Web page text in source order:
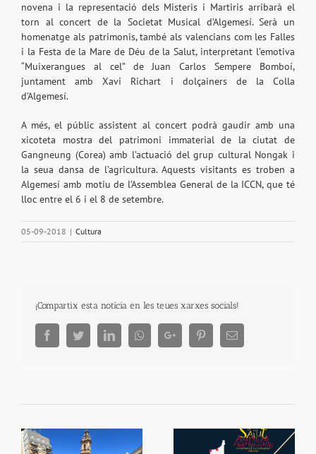
novena i la representació dels Misteris i Martiris arribarà el
torn al concert de la Societat Musical d’Algemesí. Serà un
homenatge als patrimonis, també als valencians com les Falles
i la Festa de la Mare de Déu de la Salut, interpretant l’emotiva
“Muixerangues al cel” de Juan Carlos Sempere Bomboí,
juntament amb Xavi Richart i dolçainers de la Colla
d’Algemesí.
A més, el públic assistent al concert podrà gaudir amb una
xicoteta mostra del patrimoni immaterial de la ciutat de
Gangneung (Corea) amb l’actuació del grup cultural Nongak i
la seua dansa de l’agricultura. Aquests visitants es troben a
Algemesí amb motiu de l’Assemblea General de la ICCN, que té
lloc entre el 6 i el 8 de setembre.
05-09-2018 | Cultura
¡Compartix esta notícia en les teues xarxes socials!
FacebookTwitterLinkedInWhatsappGoogle+ PinterestEmail